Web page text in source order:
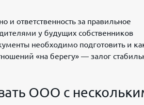
и ответственность за правильное
у будущих собственников
необходимо подготовить и
«на берегу» — залог
ООО с